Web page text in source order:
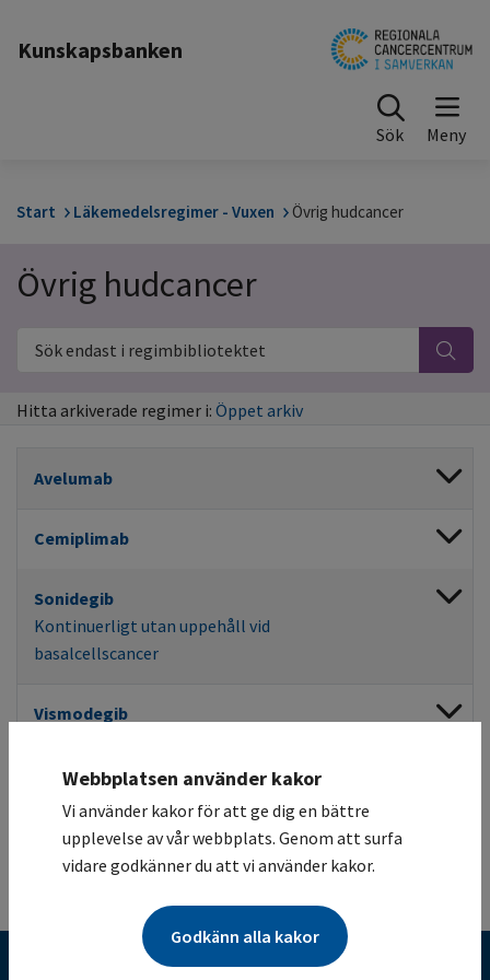
Kunskapsbanken
Sök
Start Läkemedelsregimer - Vuxen Övrig hudcancer
Övrig hudcancer
Hitta arkiverade regimer i: Öppet arkiv
Avelumab
Cemiplimab
Sonidegib
Kontinuerligt utan uppehåll vid
basalcellscancer
Vismodegib
basalcellscancer
Webbplatsen använder kakor
Vi använder kakor för att ge dig en bättre
upplevelse av vår webbplats. Genom att surfa
vidare godkänner du att vi använder kakor.
Godkänn alla kakor
Kunskapsbank för cancervården